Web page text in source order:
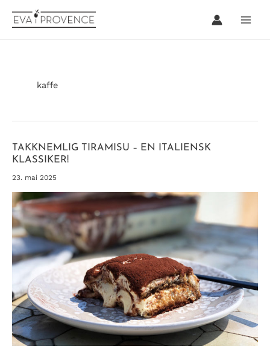
rett
kaffe
TAKKNEMLIG TIRAMISU – EN ITALIENSK
KLASSIKER!
23. mai 2025